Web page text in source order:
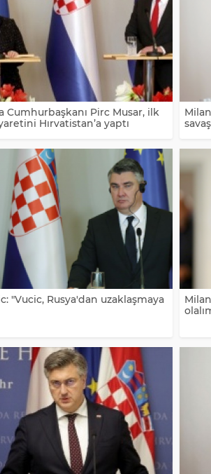
Cumhurbaşkanı Pirc Musar, ilk
Hırvatistan’a yaptı
"Vucic, Rusya'dan uzaklaşmaya